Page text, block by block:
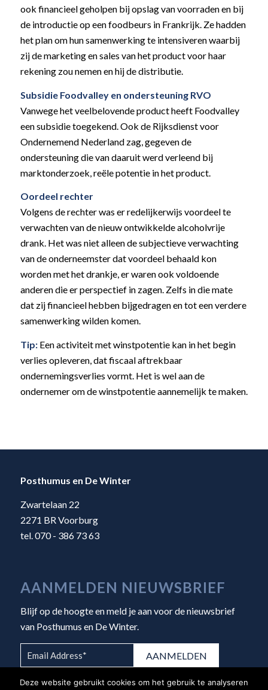
ook financieel geholpen bij opslag van voorraden en bij
de introductie op een foodbeurs in Frankrijk. Ze hadden
het plan om hun samenwerking te intensiveren waarbij
zij de marketing en sales van het product voor haar
rekening zou nemen en hij de distributie.
Subsidie Foodvalley en ondersteuning RVO
Vanwege het veelbelovende product heeft Foodvalley
een subsidie toegekend. Ook de Rijksdienst voor
Ondernemend Nederland zag, gegeven de
ondersteuning die van daaruit werd verleend bij
marktonderzoek, reële potentie in het product.
Oordeel rechter
Volgens de rechter was er redelijkerwijs voordeel te
verwachten van de nieuw ontwikkelde alcoholvrije
drank. Het was niet alleen de subjectieve verwachting
van de onderneemster dat voordeel behaald kon
worden met het drankje, er waren ook voldoende
anderen die er perspectief in zagen. Zelfs in die mate
dat zij financieel hebben bijgedragen en tot een verdere
samenwerking wilden komen.
Tip:Een activiteit met winstpotentie kan in het begin
verlies opleveren, dat fiscaal aftrekbaar
ondernemingsverlies vormt. Het is wel aan de
ondernemer om de winstpotentie aannemelijk te maken.
Posthumus en De Winter
Zwartelaan 22
2271 BR Voorburg
tel. 070 - 386 73 63
AANMELDEN NIEUWSBRIEF
Blijf op de hoogte en meld je aan voor de nieuwsbrief
van Posthumus en De Winter.
Deze website gebruikt cookies om het gebruik te analyseren